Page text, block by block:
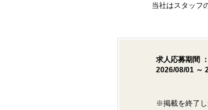
当社はスタッフ
求人応募期間 ：
2026/08/01 ～
※掲載を終了し